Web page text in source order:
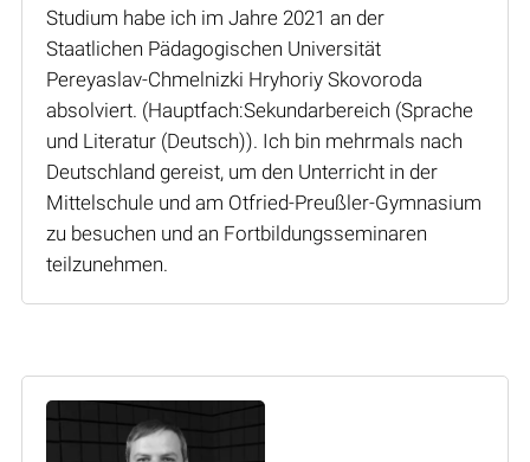
Studium habe ich im Jahre 2021 an der
Staatlichen Pädagogischen Universität
Pereyaslav-Chmelnizki Hryhoriy Skovoroda
absolviert. (Hauptfach:Sekundarbereich (Sprache
und Literatur (Deutsch)). Ich bin mehrmals nach
Deutschland gereist, um den Unterricht in der
Mittelschule und am Otfried-Preußler-Gymnasium
zu besuchen und an Fortbildungsseminaren
teilzunehmen.